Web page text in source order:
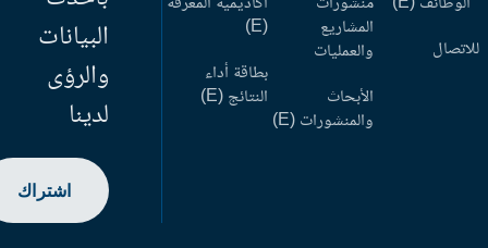
المشاريع
والعمليات
الأبحاث
والمنشورات (E)
بطاقة أداء
النتائج (E)
البيانات
والرؤى
لدينا
اشتراك